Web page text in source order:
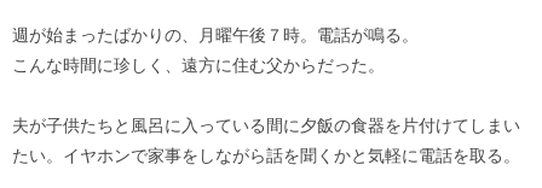
週が始まったばかりの、月曜午後７時。電話が鳴る。
こんな時間に珍しく、遠方に住む父からだった。
夫が子供たちと風呂に入っている間に夕飯の食器を片付けてしまい
たい。イヤホンで家事をしながら話を聞くかと気軽に電話を取る。